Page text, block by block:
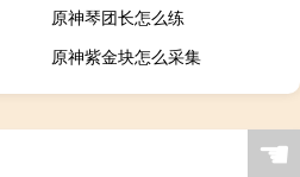
原神琴团长怎么练
原神紫金块怎么采集
☚